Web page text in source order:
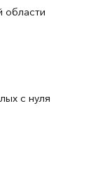
области
с нуля